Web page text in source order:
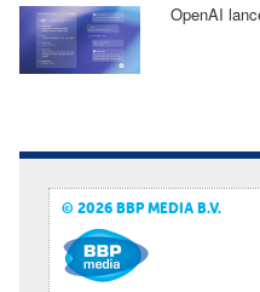
OpenAI
© 2026 BBP MEDIA B.V.